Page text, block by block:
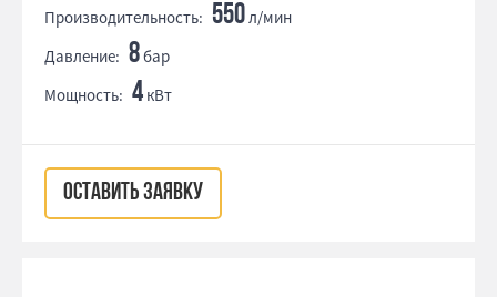
Производительность: 550л/мин
Давление: 8бар
Мощность: 4 кВт
ОСТАВИТЬ ЗАЯВКУ